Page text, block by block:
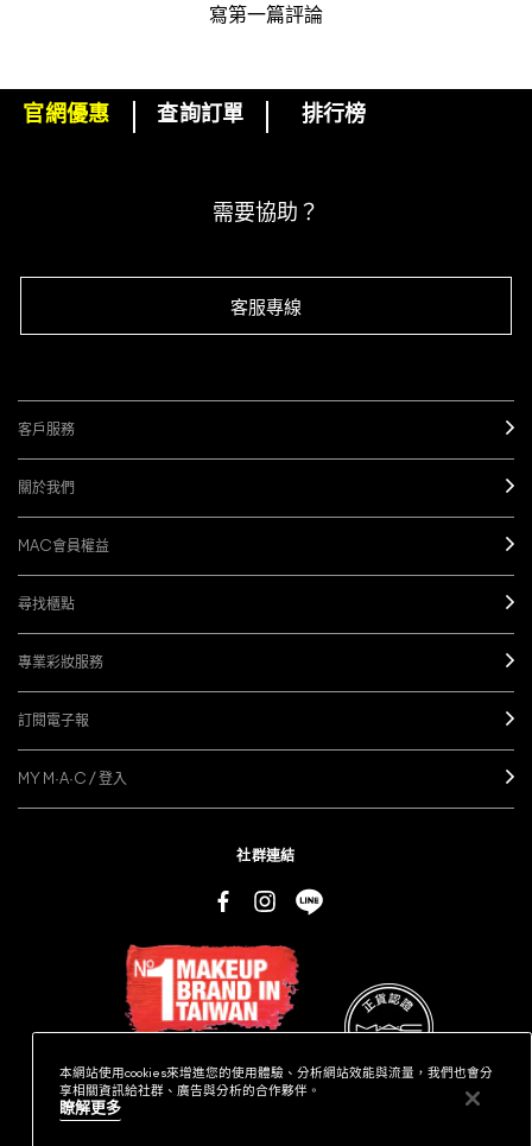
寫第一篇評論
下單即可挑選精美小贈品！
官網優惠 查詢訂單 排行榜
需要協助？
客服專線
客戶服務
關於我們
MAC會員權益
尋找櫃點
專業彩妝服務
訂閱電子報
MY M·A·C / 登入
社群連結
本網站使用cookies來增進您的使用體驗、分析網站效能與流量，我們也會分
享相關資訊給社群、廣告與分析的合作夥伴。
瞭解更多